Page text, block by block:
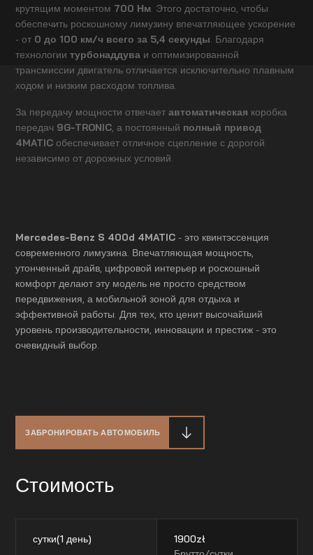
крутящим моментом 700 Нм . Этого достаточно, чтобы
обеспечить роскошному лимузину впечатляющее ускорение
- от 0 до 100 км/ч всего за 5,4 секунды . Благодаря
технологиитурбонаддува и оптимизированной
трансмиссии двигатель отличается исключительно плавным
ходом и низким расходом топлива.
За передачу мощности отвечаетавтоматическая коробка
передач 9G-TRONIC , а постоянный полный привод
4MATIC обеспечивает отличное сцепление с дорогой
независимо от дорожных условий.
Mercedes-Benz S 400d 4MATIC- это квинтэссенция
современного лимузина. Впечатляющая мощность,
утонченный драйв, цифровой интерьер и роскошный
комфорт делают эту модель не просто средством
передвижения, а мобильной зоной для отдыха и
эффективной работы. Для тех, кто ценит высочайший
уровень производительности, инновации и престиж - это
очевидный выбор.
ЗАБРОНИРОВАТЬ АВТОМОБИЛЬ
Стоимость
сутки(1 день) 1900zł